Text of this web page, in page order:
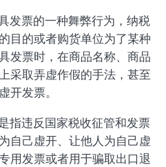
发票的一种舞弊行为，纳税
目的或者购货单位为了某种
发票时，在商品名称、商品
采取弄虚作假的手法，甚至
开发票。
指违反国家税收征管和发票
自己虚开、让他人为自己虚
用发票或者用于骗取出口退